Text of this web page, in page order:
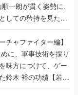
一朗が貫く姿勢に、
しての矜持を見た
】
チャファイター編】
に、軍事技術を採り
味方につけて、ゲー
鈴木 裕の功績【若ゲ